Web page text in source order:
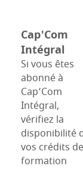
Cap'Com
Intégral
Si vous êtes
abonné à
Cap’Com
Intégral,
vérifiez la
disponibilité
vos crédits de
formation